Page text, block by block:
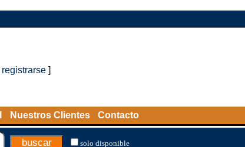
registrarse]
Nuestros Clientes Contacto
solo disponible